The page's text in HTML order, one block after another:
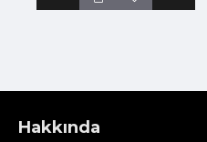
Hakkında